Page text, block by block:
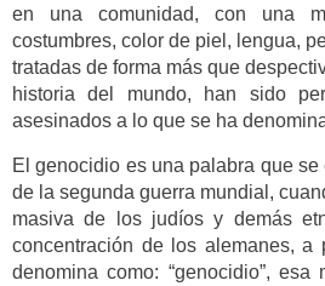
en una comunidad, con una
costumbres, color de piel, lengua,
tratadas de forma más que
historia del mundo, han sido
asesinados a lo que se ha
El genocidio es una palabra que
de la segunda guerra mundial,
masiva de los judíos y demás
concentración de los alemanes,
denomina como: “genocidio”, esa